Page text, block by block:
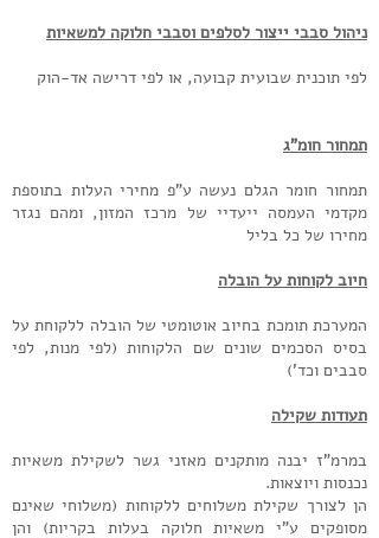
ניהול סבבי ייצור לסלפים וסבבי חלוקה למשאיות
לפי תוכנית שבועית קבועה, או לפי דרישה אד-הוק
תמחור חומ"ג
תמחור חומר הגלם נעשה ע"פ מחירי העלות בתוספת
מקדמי העמסה ייעדיי של מרכז המזון, ומהם נגזר
מחירו של כל בליל
חיוב לקוחות על הובלה
המערכת תומכת בחיוב אוטומטי של הובלה ללקוחת על
בסיס הסכמים שונים שם הלקוחות (לפי מנות, לפי
סבבים וכד')
תעודות שקילה
במרמ"ז יבנה מותקנים מאזני גשר לשקילת משאיות
נכנסות ויוצאות.
הן לצורך שקילת משלוחים ללקוחות (משלוחי שאינם
מסופקים ע"י משאיות חלוקה בעלות בקריות) והן